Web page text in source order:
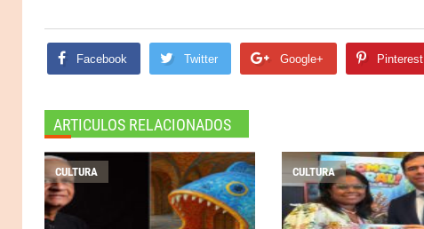
Facebook Twitter Google+ Pinterest
ARTICULOS RELACIONADOS
CULTURA CULTURA